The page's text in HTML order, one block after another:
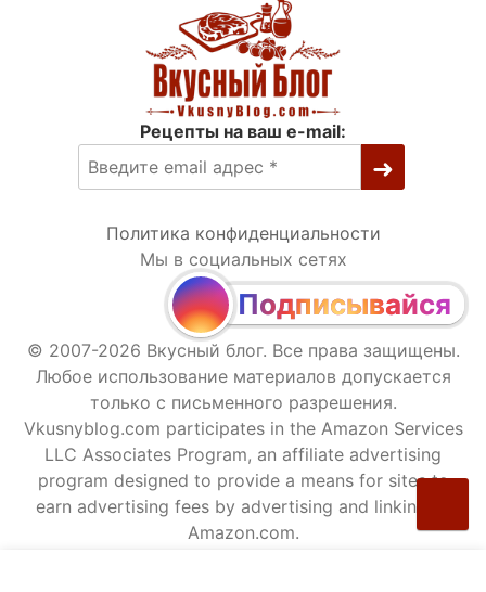
Рецепты на ваш e-mail:
Политика конфиденциальности
Мы в социальных сетях
Подписывайся
© 2007-2026 Вкусный блог. Все права защищены.
Любое использование материалов допускается
только с письменного разрешения.
Vkusnyblog.com participates in the Amazon Services
LLC Associates Program, an affiliate advertising
program designed to provide a means for sites to
earn advertising fees by advertising and linking to
Amazon.com.